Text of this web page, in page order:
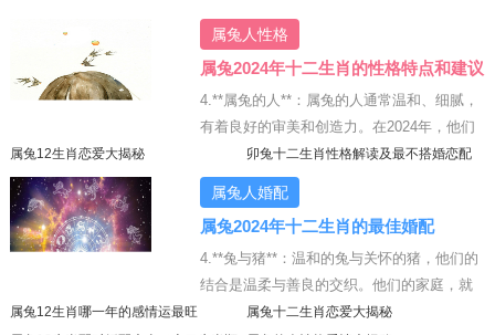
属兔人性格
属兔2024年十二生肖的性格特点和建议
4.**属兔的人**：属兔的人通常温和、细腻，
有着良好的审美和创造力。在2024年，他们
可以在艺术或创意领域发挥自己的特长。同
时，属兔的人也应该学会坚持自己的立场，
避免在压力下轻易妥协。
属兔12生肖恋爱大揭秘
卯兔十二生肖性格解读及最不搭婚恋配
对
属兔人婚配
属兔2024年十二生肖的最佳婚配
4.**兔与猪**：温和的兔与关怀的猪，他们的
结合是温柔与善良的交织。他们的家庭，就
像春日里的花园，充满了爱与和谐，每一朵
属兔12生肖哪一年的感情运最旺
属兔十二生肖恋爱大揭秘